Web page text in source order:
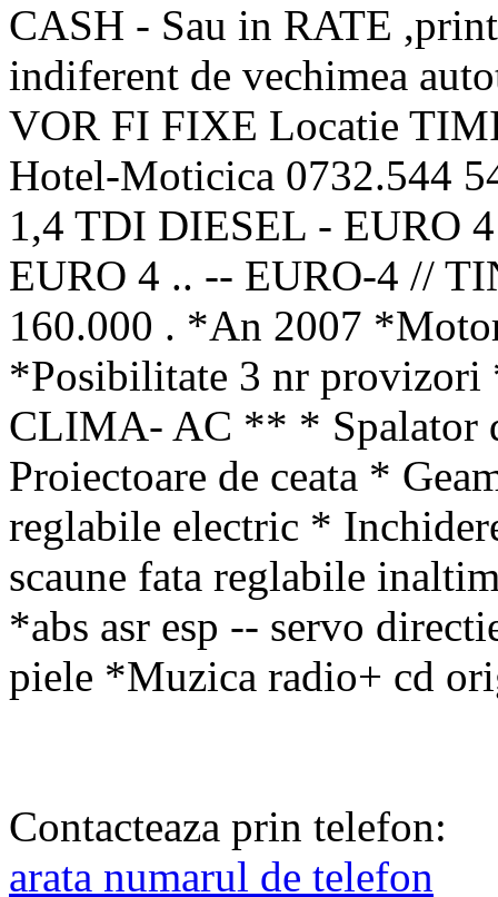
CASH - Sau in RATE
indiferent de vechimea
VOR FI FIXE Locatie
Hotel-Moticica 0732.544
1,4 TDI DIESEL - EURO
EURO 4 .. -- EURO-4 //
160.000 . *An 2007
*Posibilitate 3 nr provizori
CLIMA- AC ** * Spalator
Proiectoare de ceata *
reglabile electric *
scaune fata reglabile
*abs asr esp -- servo
piele *Muzica radio+ cd
Contacteaza prin telefon:
arata numarul de telefon